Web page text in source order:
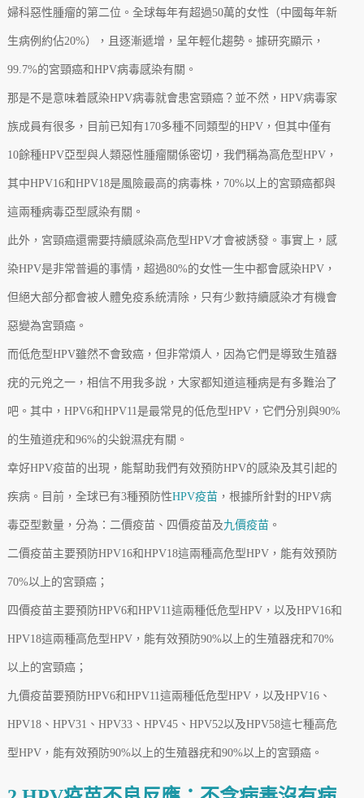
婦科惡性腫瘤的第二位。全球每年有超過50萬的女性（中國每年新
生病例約佔20%），且逐漸遞增，呈年輕化趨勢。據研究顯示，
99.7%的宮頸癌和HPV病毒感染有關。
那是不是意味着感染HPV病毒就會患宮頸癌？並不然，HPV病毒家
族成員有很多，目前已知有170多種不同類型的HPV，但其中僅有
10餘種HPV亞型與人類惡性腫瘤關係密切，我們稱為高危型HPV，
其中HPV16和HPV18是風險最高的病毒株，70%以上的宮頸癌都與
這兩種病毒亞型感染有關。
此外，宮頸癌還需要持續感染高危型HPV才會被誘發。事實上，感
染HPV是非常普遍的事情，超過80%的女性一生中都會感染HPV，
但絕大部分都會被人體免疫系統清除，只有少數持續感染才有機會
惡變為宮頸癌。
而低危型HPV雖然不會致癌，但非常煩人，因為它們是導致生殖器
疣的元兇之一，相信不用我多說，大家都知道這種病是有多難治了
吧。其中，HPV6和HPV11是最常見的低危型HPV，它們分別與90%
的生殖道疣和96%的尖銳濕疣有關。
幸好HPV疫苗的出現，能幫助我們有效預防HPV的感染及其引起的
疾病。目前，全球已有3種預防性HPV疫苗，根據所針對的HPV病
毒亞型數量，分為：二價疫苗、四價疫苗及九價疫苗。
二價疫苗主要預防HPV16和HPV18這兩種高危型HPV，能有效預防
70%以上的宮頸癌；
四價疫苗主要預防HPV6和HPV11這兩種低危型HPV，以及HPV16和
HPV18這兩種高危型HPV，能有效預防90%以上的生殖器疣和70%
以上的宮頸癌；
九價疫苗要預防HPV6和HPV11這兩種低危型HPV，以及HPV16、
HPV18、HPV31、HPV33、HPV45、HPV52以及HPV58這七種高危
型HPV，能有效預防90%以上的生殖器疣和90%以上的宮頸癌。